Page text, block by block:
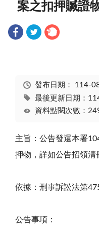
案之扣押贓證
發布日期： 114-
最後更新日期：
資料點閱次數：
主旨：公告發還本署
押物，詳如公告招領清
依據：刑事訴訟法第
公告事項：